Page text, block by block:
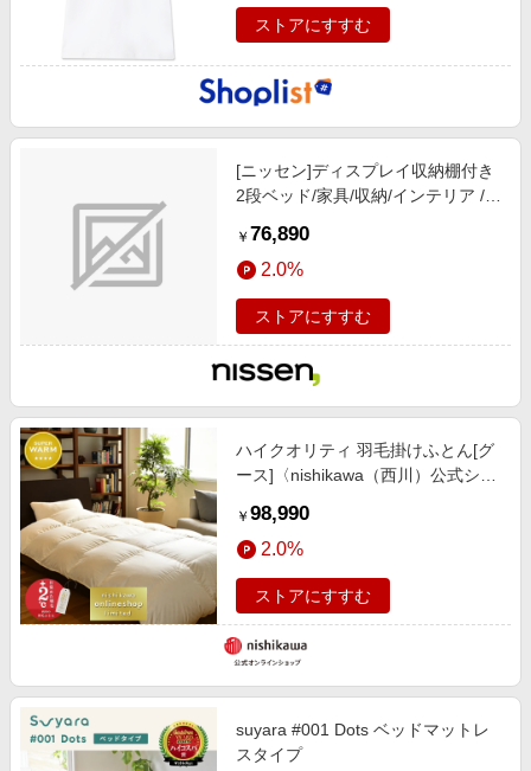
ストアにすすむ
[ニッセン]ディスプレイ収納棚付き
2段ベッド/家具/収納/インテリア /
ワイト
￥ 76,890
2.0%
ストアにすすむ
ハイクオリティ 羽毛掛けふとん[グ
ース]〈nishikawa（西川）公式ショ
￥ 98,990
2.0%
ストアにすすむ
suyara #001 Dots ベッドマットレ
スタイプ